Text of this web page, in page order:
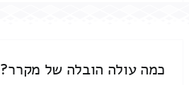
כמה עולה הובלה של מקרר?